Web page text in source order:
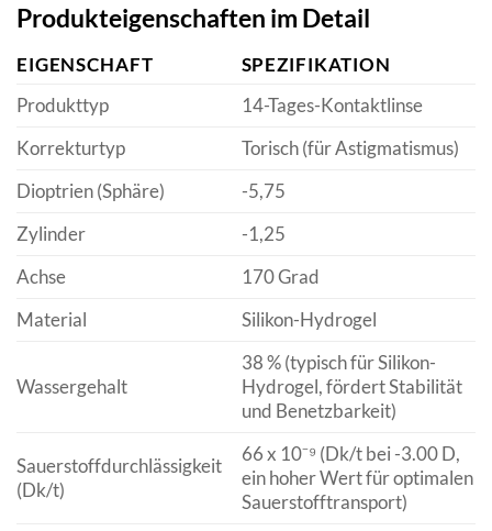
Produkteigenschaften im Detail
EIGENSCHAFT
SPEZIFIKATION
Produkttyp
14-Tages-Kontaktlinse
Korrekturtyp
Torisch (für Astigmatismus)
Dioptrien (Sphäre)
-5,75
Zylinder
-1,25
Achse
170 Grad
Material
Silikon-Hydrogel
Wassergehalt
38 % (typisch für Silikon-
Hydrogel, fördert Stabilität
und Benetzbarkeit)
Sauerstoffdurchlässigkeit
(Dk/t)
66 x 10⁻⁹ (Dk/t bei -3.00 D,
ein hoher Wert für optimalen
Sauerstofftransport)